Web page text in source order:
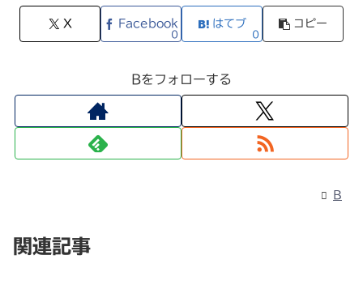
X Facebook
0
はてブ
0
コピー
Bをフォローする
B
関連記事